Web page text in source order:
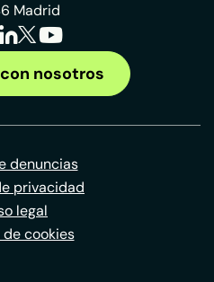
Madrid
nosotros
denuncias
privacidad
legal
cookies